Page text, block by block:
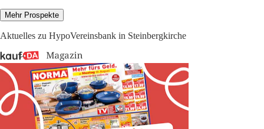
Mehr Prospekte
Aktuelles zu HypoVereinsbank in Steinbergkirche